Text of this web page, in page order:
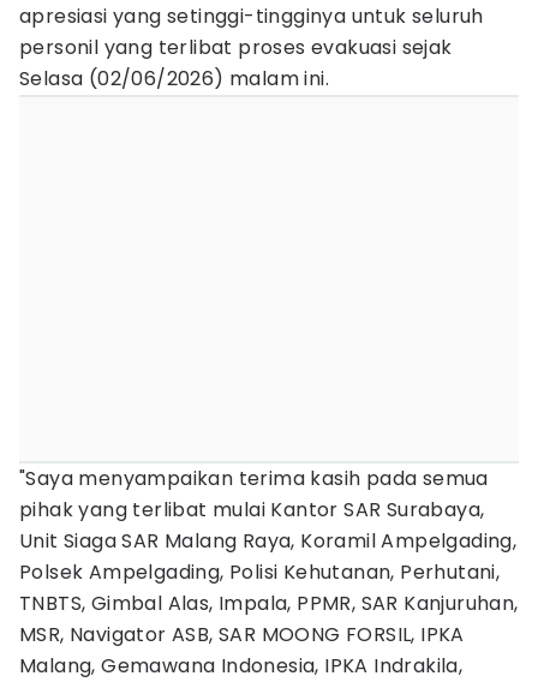
apresiasi yang setinggi-tingginya untuk seluruh
personil yang terlibat proses evakuasi sejak
Selasa (02/06/2026) malam ini.
"Saya menyampaikan terima kasih pada semua
pihak yang terlibat mulai Kantor SAR Surabaya,
Unit Siaga SAR Malang Raya, Koramil Ampelgading,
Polsek Ampelgading, Polisi Kehutanan, Perhutani,
TNBTS, Gimbal Alas, Impala, PPMR, SAR Kanjuruhan,
MSR, Navigator ASB, SAR MOONG FORSIL, IPKA
Malang, Gemawana Indonesia, IPKA Indrakila,